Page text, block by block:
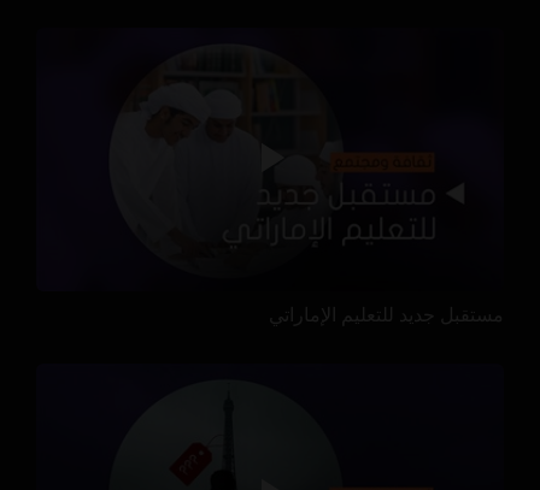
مستقبل جديد للتعليم الإماراتي